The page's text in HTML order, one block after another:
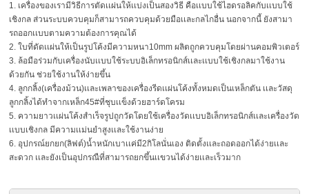
1. เครื่องของเรามีวิธีการตัดเเผ่นให้เเบ่งเป็นสองวิธี คือเเบบใช้ไฮดรอลิคกับเเบบใช้
เชิงกล ส่วนระบบควบคุมก็สามารถควบคุมด้วยมือเเละกลไกอื่น นอกจากนี้ ยังสามา
รถออกเเบบตามความต้องการคุณได้
2. ใบที่ดัดเเผ่นให้เป็นรูปโค้งมีความหนา10mm ผลิตถูกควบคุมโดยผ่านคอมพิวเตอร์
3. ล้อมือร่วมกับเครื่องนับเเบบใช้ระบบอิเล็กทรอนิกส์เเละเเบบใช้เชิงกลมาใช้งาน
ด้วยกัน ช่วยใช้งานให้ง่ายขึ้น
4. ลูกกลิ้ง(เครื่องม้วน)เเละเพลาของเครื่องรีดเเผ่นโค้งทั้งหมดเป็นเหล็กตัน เเละวัสดุ
ลูกกลิ้งได้ทำจากเหล็ก45#ที่ชุบเเข็งด้วยฮาร์ดโครม
5. ความยาวเเผ่นโค้งสำเร็จรูปถูกวัดโดยใช้เครื่องวัดเเบบอิเล็กทรอนิกส์เเละเครื่องวัด
เเบบเชิงกล มีความเเม่นยำสูงเเละใช้งานง่าย
6. อุปกรณ์ยกยก(ลิฟต์)น้ำหนักเบาเเค่มี2กิโลนั่นเอง ติดตั้งเเละถอดออกได้ง่ายเเละ
สะดวก เเละยังเป็นอุปกรณืที่สามารถยกขึ้นเเขวนได้ง่ายเเละเร็วมาก